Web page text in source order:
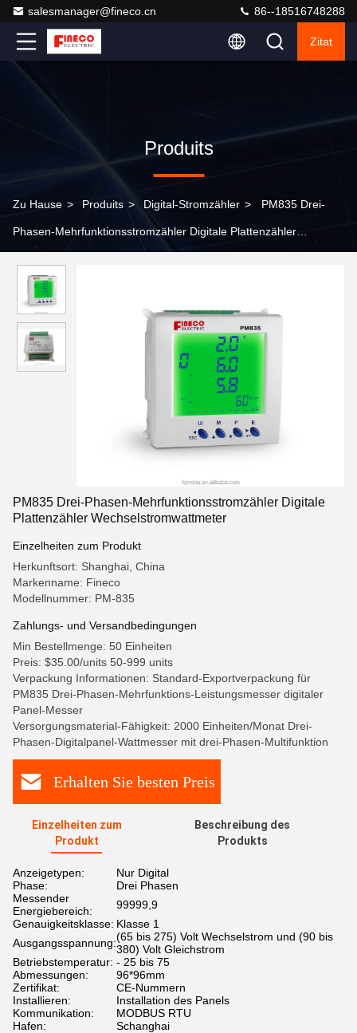
salesmanager@fineco.cn 86--18516748288
Zitat
Produits
Zu Hause > Produits > Digital-Stromzähler > PM835 Drei-
Phasen-Mehrfunktionsstromzähler Digitale Plattenzähler
PM835 Drei-Phasen-Mehrfunktionsstromzähler Digitale
Plattenzähler Wechselstromwattmeter
Einzelheiten zum Produkt
Herkunftsort: Shanghai, China
Markenname: Fineco
Modellnummer: PM-835
Zahlungs- und Versandbedingungen
Min Bestellmenge: 50 Einheiten
Preis: $35.00/units 50-999 units
Verpackung Informationen: Standard-Exportverpackung für
PM835 Drei-Phasen-Mehrfunktions-Leistungsmesser digitaler
Panel-Messer
Versorgungsmaterial-Fähigkeit: 2000 Einheiten/Monat Drei-
Phasen-Digitalpanel-Wattmesser mit drei-Phasen-Multifunktion
Erhalten Sie besten Preis
Einzelheiten zum
Produkt
Beschreibung des
Produkts
Anzeigetypen:
Nur Digital
Phase:
Drei Phasen
Messender
Energiebereich:
99999,9
Genauigkeitsklasse: Klasse 1
Ausgangsspannung:(65 bis 275) Volt Wechselstrom und (90 bis
380) Volt Gleichstrom
Betriebstemperatur: - 25 bis 75
Abmessungen:
96*96mm
Zertifikat:
CE-Nummern
Installieren:
Installation des Panels
Kommunikation:
MODBUS RTU
Hafen:
Schanghai